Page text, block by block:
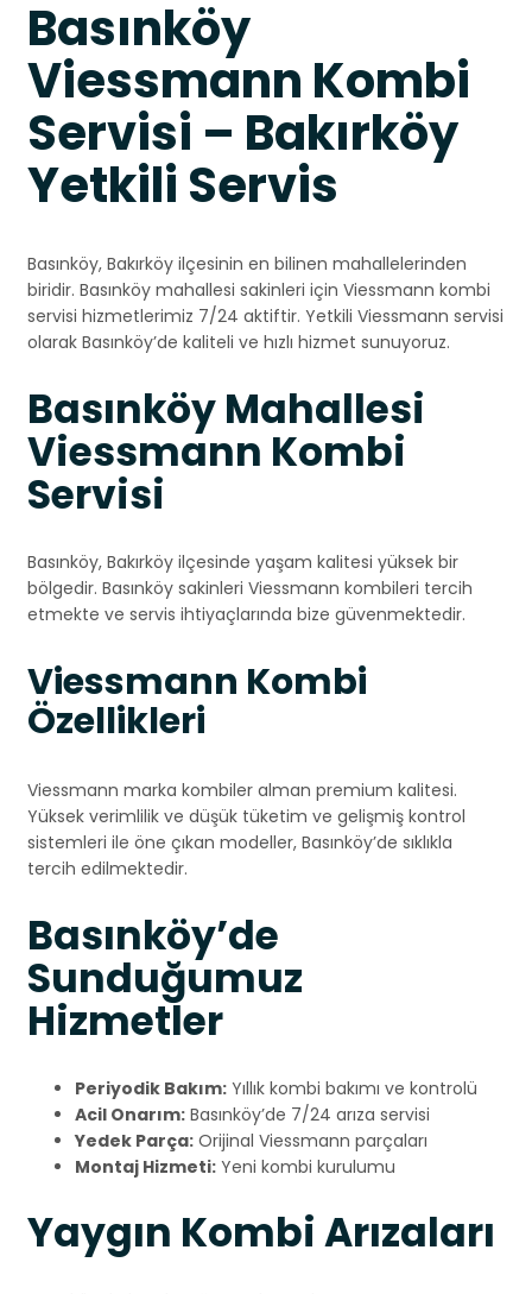
Basınköy
Viessmann Kombi
Servisi – Bakırköy
Yetkili Servis
Basınköy, Bakırköy ilçesinin en bilinen mahallelerinden
biridir. Basınköy mahallesi sakinleri için Viessmann kombi
servisi hizmetlerimiz 7/24 aktiftir. Yetkili Viessmann servisi
olarak Basınköy’de kaliteli ve hızlı hizmet sunuyoruz.
Basınköy Mahallesi
Viessmann Kombi
Servisi
Basınköy, Bakırköy ilçesinde yaşam kalitesi yüksek bir
bölgedir. Basınköy sakinleri Viessmann kombileri tercih
etmekte ve servis ihtiyaçlarında bize güvenmektedir.
Viessmann Kombi
Özellikleri
Viessmann marka kombiler alman premium kalitesi.
Yüksek verimlilik ve düşük tüketim ve gelişmiş kontrol
sistemleri ile öne çıkan modeller, Basınköy’de sıklıkla
tercih edilmektedir.
Basınköy’de
Sunduğumuz
Hizmetler
Periyodik Bakım: Yıllık kombi bakımı ve kontrolü
Acil Onarım: Basınköy’de 7/24 arıza servisi
Yedek Parça: Orijinal Viessmann parçaları
Montaj Hizmeti: Yeni kombi kurulumu
Yaygın Kombi Arızaları